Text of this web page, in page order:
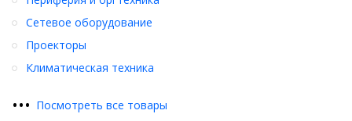
Сетевое оборудование
Проекторы
Климатическая техника
••• Посмотреть все товары